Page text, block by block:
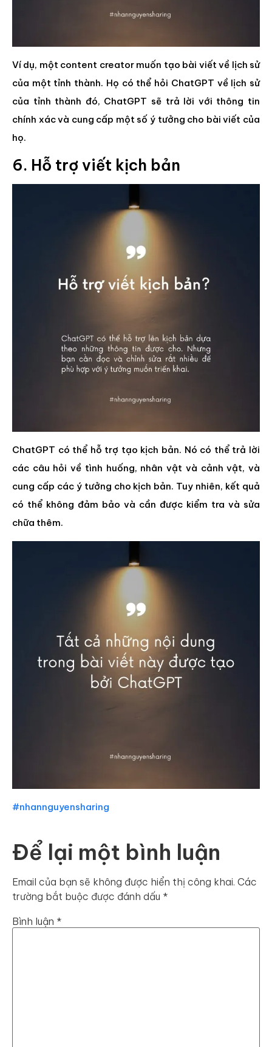
Ví dụ, một content creator muốn tạo bài viết về lịch sử
của một tỉnh thành. Họ có thể hỏi ChatGPT về lịch sử
của tỉnh thành đó, ChatGPT sẽ trả lời với thông tin
chính xác và cung cấp một số ý tưởng cho bài viết của
họ.
6. Hỗ trợ viết kịch bản
ChatGPT có thể hỗ trợ tạo kịch bản. Nó có thể trả lời
các câu hỏi về tình huống, nhân vật và cảnh vật, và
cung cấp các ý tưởng cho kịch bản. Tuy nhiên, kết quả
có thể không đảm bảo và cần được kiểm tra và sửa
chữa thêm.
#nhannguyensharing
Để lại một bình luận
Email của bạn sẽ không được hiển thị công khai. Các
trường bắt buộc được đánh dấu *
Bình luận *